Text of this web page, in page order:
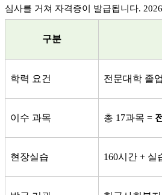
심사를 거쳐 자격증이 발급됩니다. 2026
구분
학력 요건 전문대학 졸
이수 과목 총 17과목 =
현장실습 160시간 + 실